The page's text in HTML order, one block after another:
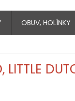
OBUV, HOLÍNKY